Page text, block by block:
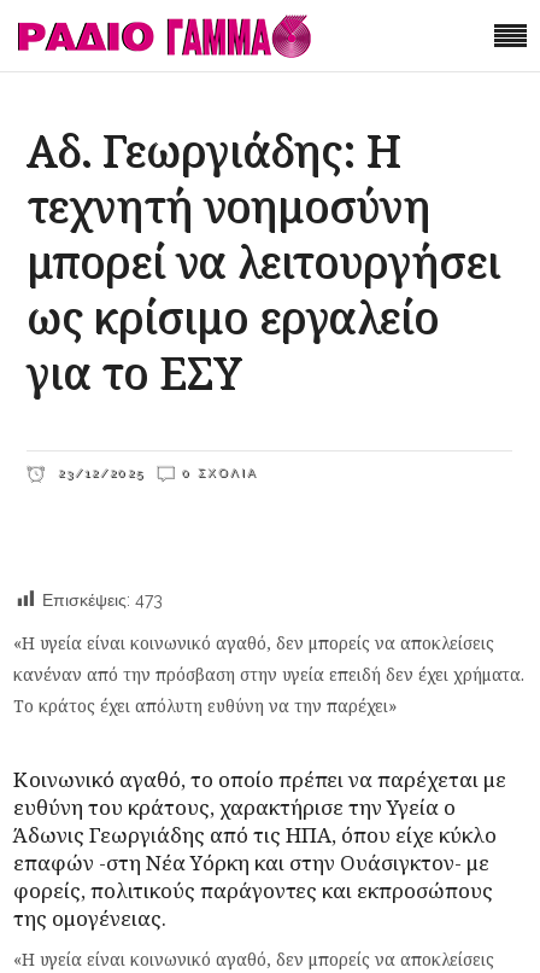
Αδ. Γεωργιάδης: Η
τεχνητή νοημοσύνη
μπορεί να λειτουργήσει
ως κρίσιμο εργαλείο
για το ΕΣΥ
23/12/2025 0 ΣΧΌΛΙΑ
Επισκέψεις: 473
«Η υγεία είναι κοινωνικό αγαθό, δεν μπορείς να αποκλείσεις
κανέναν από την πρόσβαση στην υγεία επειδή δεν έχει χρήματα.
Το κράτος έχει απόλυτη ευθύνη να την παρέχει»
Κοινωνικό αγαθό, το οποίο πρέπει να παρέχεται με
ευθύνη του κράτους, χαρακτήρισε την Υγεία ο
Άδωνις Γεωργιάδης από τις ΗΠΑ, όπου είχε κύκλο
επαφών -στη Νέα Υόρκη και στην Ουάσιγκτον- με
φορείς, πολιτικούς παράγοντες και εκπροσώπους
της ομογένειας.
«Η υγεία είναι κοινωνικό αγαθό, δεν μπορείς να αποκλείσεις